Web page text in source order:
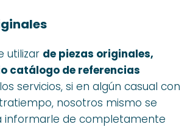
utilizar de piezas originales,
catálogo de referencias
servicios, si en algún casual con
nosotros mismo se
informarle de completamente